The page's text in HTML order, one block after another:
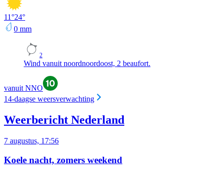
11°24°
0 mm
2
Wind vanuit noordnoordoost, 2 beaufort.
vanuit NNO
14-daagse weersverwachting
Weerbericht Nederland
7 augustus, 17:56
Koele nacht, zomers weekend